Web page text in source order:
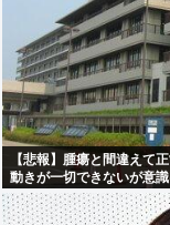
【悲報】腫瘍と間違えて
動きが一切できないが意